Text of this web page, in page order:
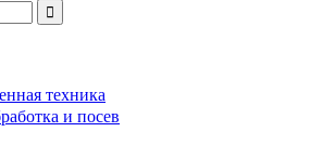

техника
и посев